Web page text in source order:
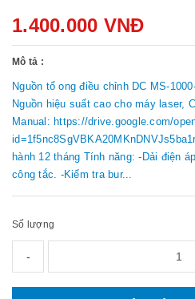
1.400.000 VNĐ
Mô tả :
Nguồn tổ ong điều chỉnh DC MS-
Nguồn hiệu suất cao cho máy laser,
Manual: https://drive.google.com/
hành 12 tháng Tính năng: -Dải điện
công tắc. -Kiểm tra bur...
Số lượng
-